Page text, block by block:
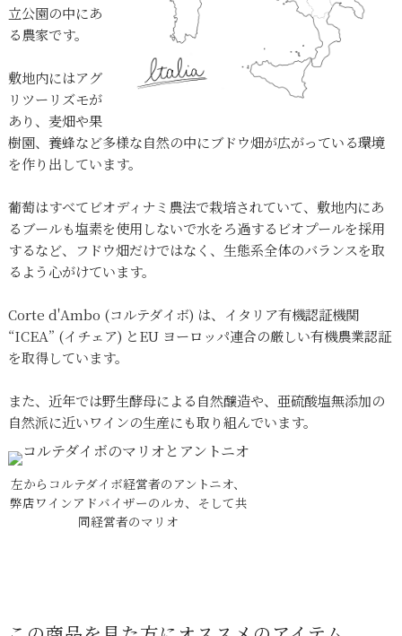
立公園の中にあ
る農家です。
敷地内にはアグ
リツーリズモが
あり、麦畑や果
樹園、養蜂など多様な自然の中にブドウ畑が広がっている環境
を作り出しています。
葡萄はすべてビオディナミ農法で栽培されていて、敷地内にあ
るブールも塩素を使用しないで水をろ過するビオプールを採用
するなど、フドウ畑だけではなく、生態系全体のバランスを取
るよう心がけています。
Corte d'Ambo (コルテダイボ) は、イタリア有機認証機関
“ICEA” (イチェア) とEU ヨーロッパ連合の厳しい有機農業認証
を取得しています。
また、近年では野生酵母による自然醸造や、亜硫酸塩無添加の
自然派に近いワインの生産にも取り組んでいます。
左からコルテダイボ経営者のアントニオ、
弊店ワインアドバイザーのルカ、そして共
同経営者のマリオ